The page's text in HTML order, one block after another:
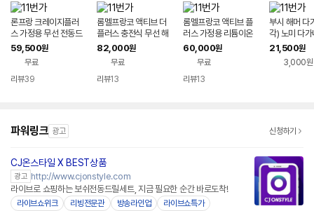
론프랑 크레이지플러
스 가정용 무선 전동드
릴 드라이버 공구세트
해머드릴 콘크리트 타
공 벽뚫기
59,500원
무료
리뷰39
롬멜프랑코 액티브 더
플러스 충전식 무선 해
머 전동드릴 드라이버
가정용 공구세트 콘크
리트 타공 벽뚫기 만능
공구
82,000원
무료
리뷰13
롬멜프랑코 액티브 플
러스 가정용 리튬이온
충전식 무선 해머 전동
드릴 드라이버 공구세
트 19+9 비트
60,000원
무료
리뷰13
부시 해머 다
각) 노미 다
DS PLUS 전
함마 해머 드
21,500원
3,000원
파워링크 광고 신청하기
CJ온스타일 X BEST상품
광고 http://www.cjonstyle.com
라이브로 쇼핑하는 보쉬전동드릴세트, 지금 필요한 순간 바로도착!
라이브쇼위크 리빙전문관 방송라인업 라이브쇼특가